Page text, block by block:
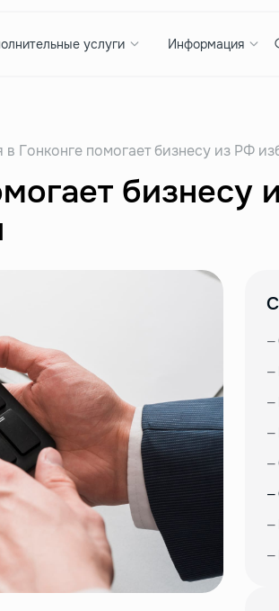
услуги Информация
в Гонконге помогает бизнесу из РФ
бизнесу
—
—
—
—
—
—
—
—